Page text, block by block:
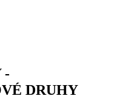
-
DRUHY